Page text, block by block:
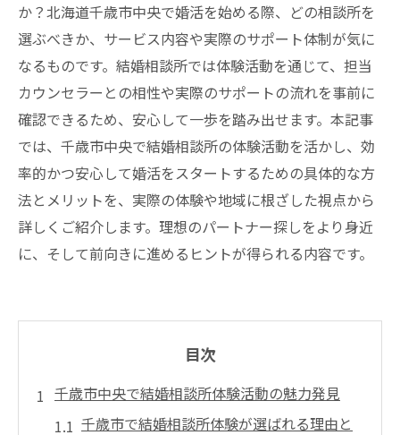
か？北海道千歳市中央で婚活を始める際、どの相談所を
選ぶべきか、サービス内容や実際のサポート体制が気に
なるものです。結婚相談所では体験活動を通じて、担当
カウンセラーとの相性や実際のサポートの流れを事前に
確認できるため、安心して一歩を踏み出せます。本記事
では、千歳市中央で結婚相談所の体験活動を活かし、効
率的かつ安心して婚活をスタートするための具体的な方
法とメリットを、実際の体験や地域に根ざした視点から
詳しくご紹介します。理想のパートナー探しをより身近
に、そして前向きに進めるヒントが得られる内容です。
目次
千歳市中央で結婚相談所体験活動の魅力発見
千歳市で結婚相談所体験が選ばれる理由と